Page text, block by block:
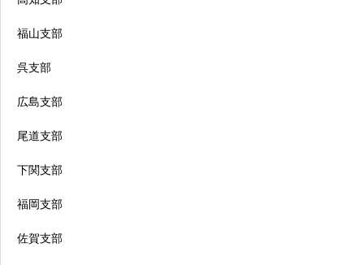
福山支部
呉支部
広島支部
尾道支部
下関支部
福岡支部
佐賀支部